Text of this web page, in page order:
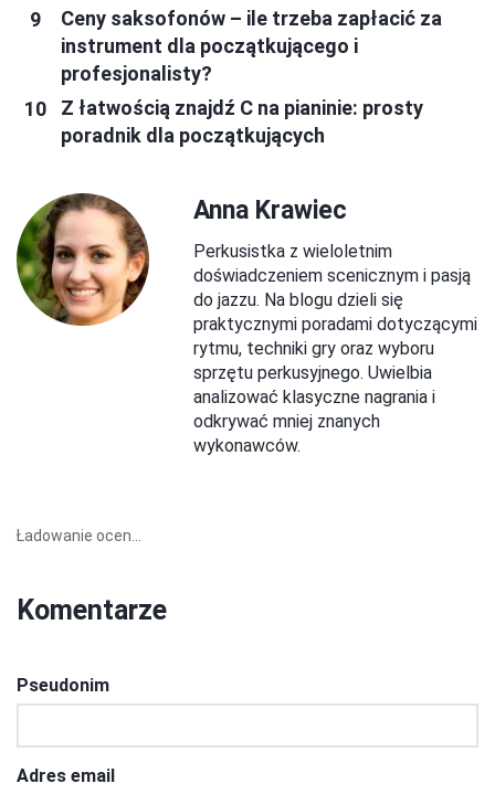
Ceny saksofonów – ile trzeba zapłacić za
instrument dla początkującego i
profesjonalisty?
Z łatwością znajdź C na pianinie: prosty
poradnik dla początkujących
Anna Krawiec
Perkusistka z wieloletnim
doświadczeniem scenicznym i pasją
do jazzu. Na blogu dzieli się
praktycznymi poradami dotyczącymi
rytmu, techniki gry oraz wyboru
sprzętu perkusyjnego. Uwielbia
analizować klasyczne nagrania i
odkrywać mniej znanych
wykonawców.
Ładowanie ocen...
Komentarze
Pseudonim
Adres email